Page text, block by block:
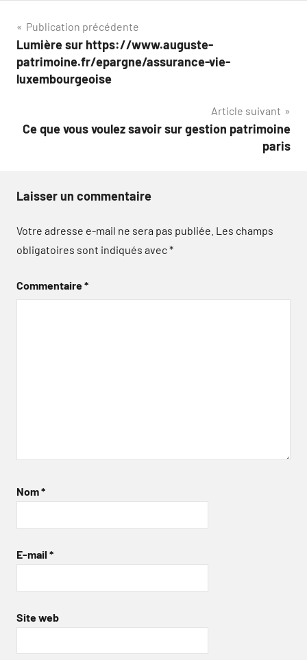
Navigation
de
l’article
Publication précédente
Lumière sur https://www.auguste-
patrimoine.fr/epargne/assurance-vie-
luxembourgeoise
Article suivant
Ce que vous voulez savoir sur gestion patrimoine
paris
Laisser un commentaire
Votre adresse e-mail ne sera pas publiée. Les champs
obligatoires sont indiqués avec*
Commentaire*
Nom*
E-mail *
Site web